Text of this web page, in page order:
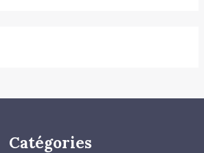
Catégories